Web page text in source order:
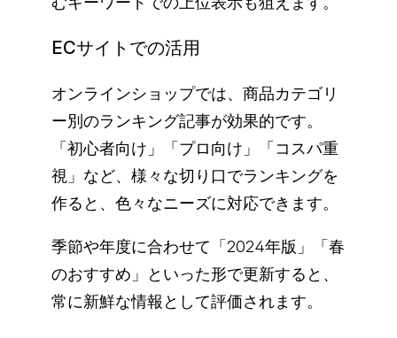
ECサイトでの活用
オンラインショップでは、商品カテゴリ
ー別のランキング記事が効果的です。
「初心者向け」「プロ向け」「コスパ重
視」など、様々な切り口でランキングを
作ると、色々なニーズに対応できます。
季節や年度に合わせて「2024年版」「春
のおすすめ」といった形で更新すると、
常に新鮮な情報として評価されます。